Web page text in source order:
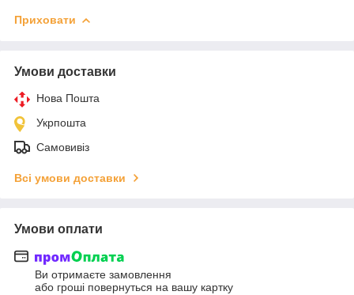
Приховати
Умови доставки
Нова Пошта
Укрпошта
Самовивіз
Всі умови доставки
Умови оплати
Ви отримаєте замовлення
або гроші повернуться на вашу картку